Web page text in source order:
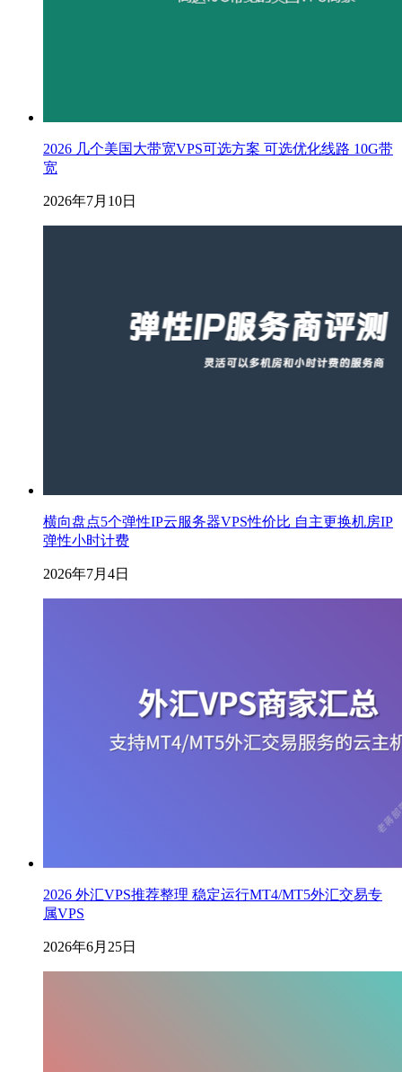
2026 几个美国大带宽VPS可选方案 可选优化线路 10G带
宽
2026年7月10日
横向盘点5个弹性IP云服务器VPS性价比 自主更换机房IP
弹性小时计费
2026年7月4日
2026 外汇VPS推荐整理 稳定运行MT4/MT5外汇交易专
属VPS
2026年6月25日